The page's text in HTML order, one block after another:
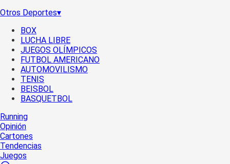
Otros Deportes▾
BOX
LUCHA LIBRE
JUEGOS OLÍMPICOS
FUTBOL AMERICANO
AUTOMOVILISMO
TENIS
BEISBOL
BASQUETBOL
Running
Opinión
Cartones
Tendencias
Juegos